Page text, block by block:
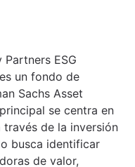
ESG
un fondo de
Sachs Asset
se centra en
de la inversión
busca identificar
de valor,